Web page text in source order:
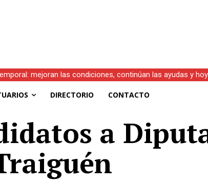
mejoran las condiciones, continúan las ayudas y
DIRECTORIO CONTACTO
a